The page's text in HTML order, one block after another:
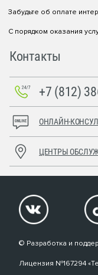
Забудьте об оплате
С порядком оказания
Контакты
+7 (812)
ОНЛАЙН-
ЦЕНТРЫ
© Разработка и
Лицензия №167294